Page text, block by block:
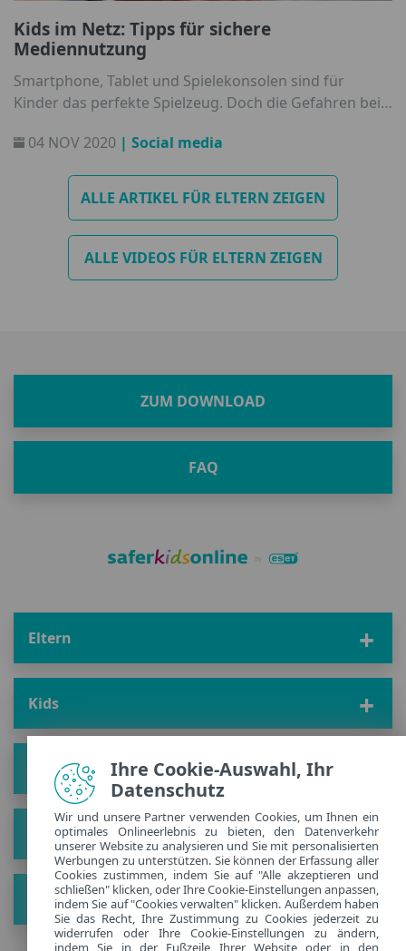
Kids im Netz: Tipps für sichere
Mediennutzung
Smartphone, Tablet und Spielekonsolen sind für
Kinder das perfekte Spielzeug. Doch die Gefahren bei
so bewusst.
04 NOV 2020 | Social media
ALLE ARTIKEL FÜR ELTERN ZEIGEN
ALLE VIDEOS FÜR ELTERN ZEIGEN
ZUM DOWNLOAD
FAQ
Eltern
Kids
Lösung
Unsere Story
Hol Dir die neusten Tipps
Ihre Cookie-Auswahl, Ihr
Datenschutz
Wir und unsere Partner verwenden Cookies, um Ihnen ein
optimales Onlineerlebnis zu bieten, den Datenverkehr
unserer Website zu analysieren und Sie mit personalisierten
Werbungen zu unterstützen. Sie können der Erfassung aller
Cookies zustimmen, indem Sie auf "Alle akzeptieren und
schließen" klicken, oder Ihre Cookie-Einstellungen anpassen,
indem Sie auf "Cookies verwalten" klicken. Außerdem haben
Sie das Recht, Ihre Zustimmung zu Cookies jederzeit zu
widerrufen oder Ihre Cookie-Einstellungen zu ändern,
indem Sie in der Fußzeile Ihrer Website oder in den